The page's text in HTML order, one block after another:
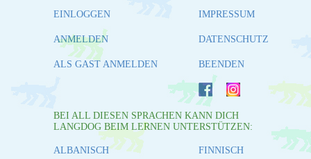
EINLOGGEN
ANMELDEN
ALS GAST ANMELDEN
IMPRESSUM
DATENSCHUTZ
BEENDEN
BEI ALL DIESEN SPRACHEN KANN DICH
LANGDOG BEIM LERNEN UNTERSTÜTZEN:
ALBANISCH FINNISCH